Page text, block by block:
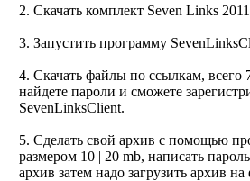
2. Скачать комплект Seven Links 2011
3. Запустить программу
4. Скачать файлы по ссылкам, всего
найдете пароли и сможете
SevenLinksClient.
5. Сделать свой архив с помощью
размером 10 | 20 mb, написать
архив затем надо загрузить архив